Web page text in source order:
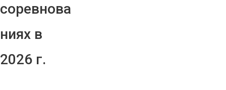
соревнова
ниях в
2026 г.